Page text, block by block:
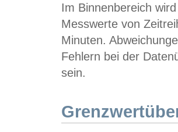
Im Binnenbereich
Messwerte von
Minuten.
Fehlern bei der
sein.